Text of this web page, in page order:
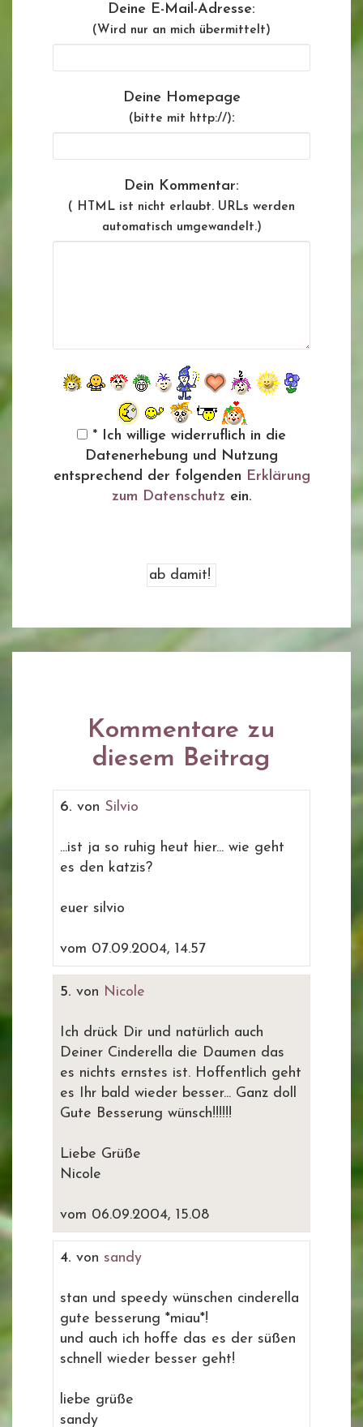
Deine E-Mail-Adresse:
(Wird nur an mich übermittelt)
Deine Homepage
(bitte mit http://):
Dein Kommentar:
( HTML ist nicht erlaubt. URLs werden
automatisch umgewandelt.)
* Ich willige widerruflich in die
Datenerhebung und Nutzung
entsprechend der folgenden Erklärung
zum Datenschutz ein.
Kommentare zu
diesem Beitrag
6. von Silvio
...ist ja so ruhig heut hier... wie geht
es den katzis?
euer silvio
vom 07.09.2004, 14.57
5. von Nicole
Ich drück Dir und natürlich auch
Deiner Cinderella die Daumen das
es nichts ernstes ist. Hoffentlich geht
es Ihr bald wieder besser... Ganz doll
Gute Besserung wünsch!!!!!!
Liebe Grüße
Nicole
vom 06.09.2004, 15.08
4. von sandy
stan und speedy wünschen cinderella
gute besserung *miau*!
und auch ich hoffe das es der süßen
schnell wieder besser geht!
liebe grüße
sandy